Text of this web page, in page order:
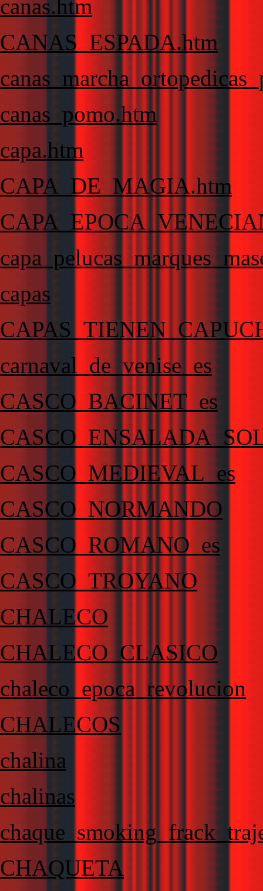
canas.htm
CANAS_ESPADA.htm
canas_pomo.htm
capa.htm
CAPA_DE_MAGIA.htm
capas
carnaval_de_venise_es
CASCO_BACINET_es
CASCO_MEDIEVAL_es
CASCO_NORMANDO
CASCO_ROMANO_es
CASCO_TROYANO
CHALECO
CHALECO_CLASICO
chaleco_epoca_revolucion
CHALECOS
chalina
chalinas
CHAQUETA